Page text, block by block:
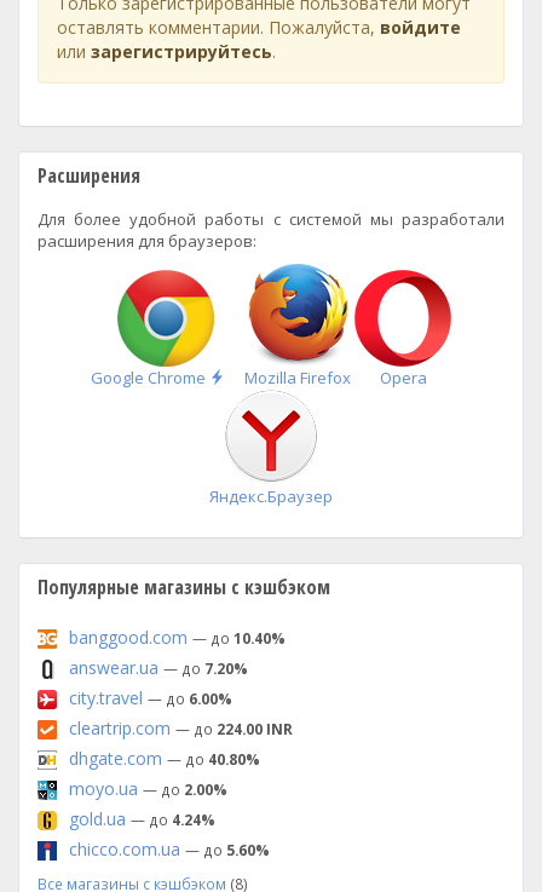
оставлять комментарии. Пожалуйста, войдите
или зарегистрируйтесь.
Расширения
Для более удобной работы с системой мы разработали
расширения для браузеров:
Google Chrome
Быстрая
установка
Mozilla Firefox Opera
Яндекс.Браузер
Популярные магазины с кэшбэком
banggood.com — до 10.40%
answear.ua — до 7.20%
city.travel — до 6.00%
cleartrip.com — до 224.00 INR
dhgate.com — до 40.80%
moyo.ua — до 2.00%
gold.ua — до 4.24%
chicco.com.ua — до 5.60%
Все магазины с кэшбэком (8)